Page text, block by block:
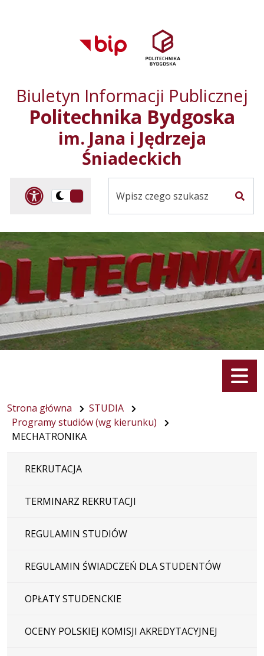
głównego menu
serwisu
Biuletyn Informacji Publicznej
Politechnika Bydgoska
im. Jana i Jędrzeja
Śniadeckich
Panel dostosowania
Przelącz
kontrastowa
Menu
Strona główna
STUDIA
Programy studiów (wg kierunku)
MECHATRONIKA
REKRUTACJA
TERMINARZ REKRUTACJI
REGULAMIN STUDIÓW
REGULAMIN ŚWIADCZEŃ DLA STUDENTÓW
OPŁATY STUDENCKIE
OCENY POLSKIEJ KOMISJI AKREDYTACYJNEJ